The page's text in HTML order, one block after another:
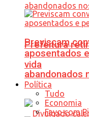
Prefeitura
abandonados
Previscam
aposentados
vida
Política
Tudo
Economia
Favo com